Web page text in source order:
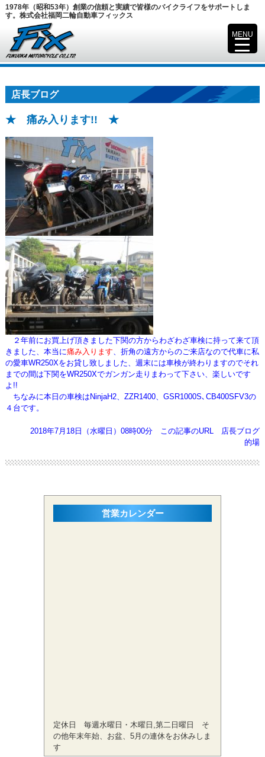
1978年（昭和53年）創業の信頼と実績で皆様のバイクライフをサポートしま
す。株式会社福岡二輪自動車フィックス
店長ブログ
★ 痛み入ります!! ★
２年前にお買上げ頂きました下関の方からわざわざ車検に持って来て頂
きました、本当に痛み入ります、 折角の遠方からのご来店なので代車に私
の愛車WR250Xをお貸し致しました、週末には車検が終わりますのでそれ
までの間は下関をWR250Xでガンガン走りまわって下さい、楽しいです
よ!!
ちなみに本日の車検はNinjaH2、ZZR1400、GSR1000S､CB400SFV3の
４台です。
2018年7月18日（水曜日）08時00分 この記事のURL
店長ブログ
的場
営業カレンダー
定休日 毎週水曜日・木曜日,第二日曜日 そ
の他年末年始、お盆、5月の連休をお休みしま
す
MENU
▼